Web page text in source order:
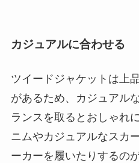
カジュアルに合わせる
ツイードジャケットは上
があるため、カジュアル
ランスを取るとおしゃれ
ニムやカジュアルなスカ
ーカーを履いたりするの